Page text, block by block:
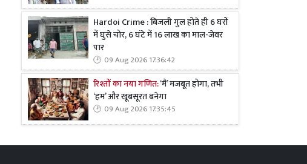
Hardoi Crime : बिजली गुल होते ही 6 घरों
में घुसे चोर, 6 घंटे में 16 लाख का माल-जेवर
पार
09 Aug 2026 17:36:42
रिश्तों का नया गणित:‘मैं’ मजबूत होगा, तभी
‘हम’ और खूबसूरत बनेगा
09 Aug 2026 17:35:45